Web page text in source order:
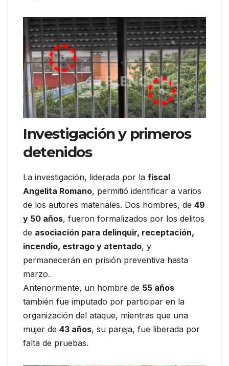
Investigación y primeros
detenidos
La investigación, liderada por la fiscal
Angelita Romano, permitió identificar a varios
de los autores materiales. Dos hombres, de 49
y 50 años, fueron formalizados por los delitos
de asociación para delinquir, receptación,
incendio, estrago y atentado, y
permanecerán en prisión preventiva hasta
marzo.
Anteriormente, un hombre de 55 años
también fue imputado por participar en la
organización del ataque, mientras que una
mujer de 43 años, su pareja, fue liberada por
falta de pruebas.